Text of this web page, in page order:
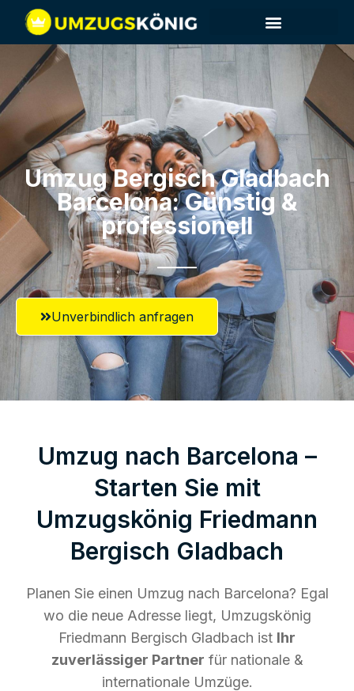
Umzug Bergisch Gladbach​
Barcelona: Günstig &
professionell​
Unverbindlich anfragen
Umzug nach Barcelona –
Starten Sie mit
Umzugskönig Friedmann
Bergisch Gladbach
Planen Sie einen Umzug nach Barcelona? Egal
wo die neue Adresse liegt, Umzugskönig
Friedmann Bergisch Gladbach ist Ihr
zuverlässiger Partner für nationale &
internationale Umzüge.